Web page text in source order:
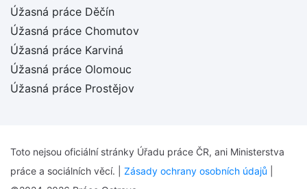
Úžasná práce Děčín
Úžasná práce Chomutov
Úžasná práce Karviná
Úžasná práce Olomouc
Úžasná práce Prostějov
Toto nejsou oficiální stránky Úřadu práce ČR, ani Ministerstva
práce a sociálních věcí. | Zásady ochrany osobních údajů